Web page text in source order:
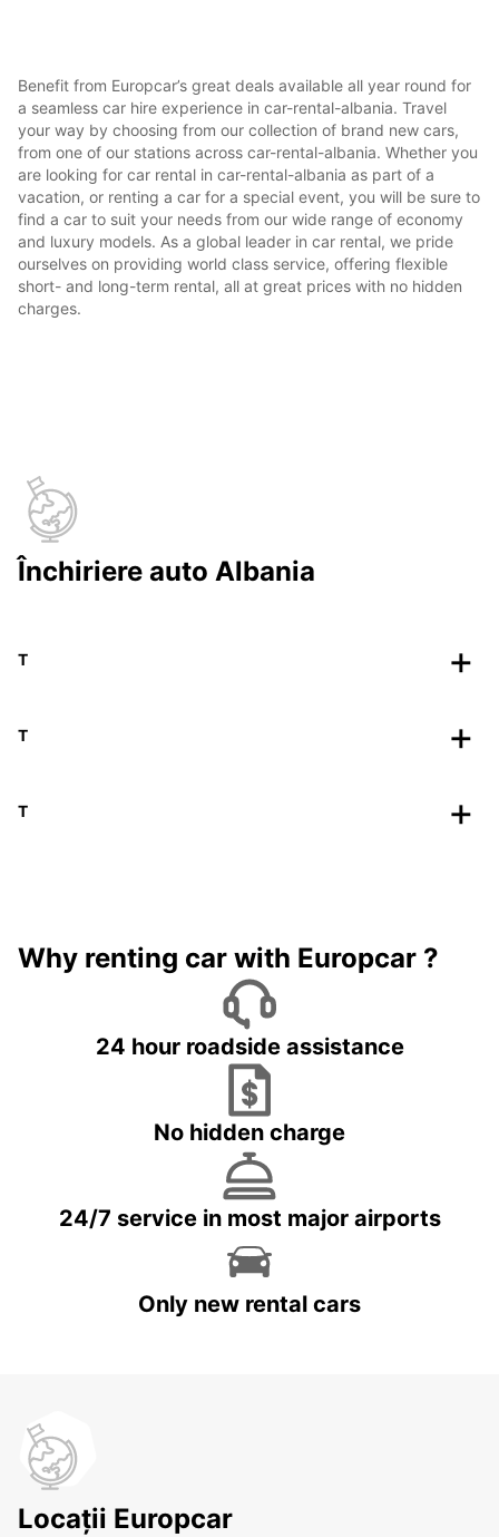
Benefit from Europcar’s great deals available all year round for
a seamless car hire experience in car-rental-albania. Travel
your way by choosing from our collection of brand new cars,
from one of our stations across car-rental-albania. Whether you
are looking for car rental in car-rental-albania as part of a
vacation, or renting a car for a special event, you will be sure to
find a car to suit your needs from our wide range of economy
and luxury models. As a global leader in car rental, we pride
ourselves on providing world class service, offering flexible
short- and long-term rental, all at great prices with no hidden
charges.
Închiriere auto Albania
T
T
T
Why renting car with Europcar ?
24 hour roadside assistance
No hidden charge
24/7 service in most major airports
Only new rental cars
Locații Europcar